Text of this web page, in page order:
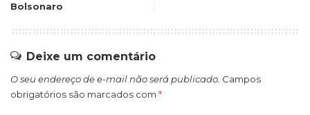
Bolsonaro
Deixe um comentário
O seu endereço de e-mail não será publicado. Campos
obrigatórios são marcados com *